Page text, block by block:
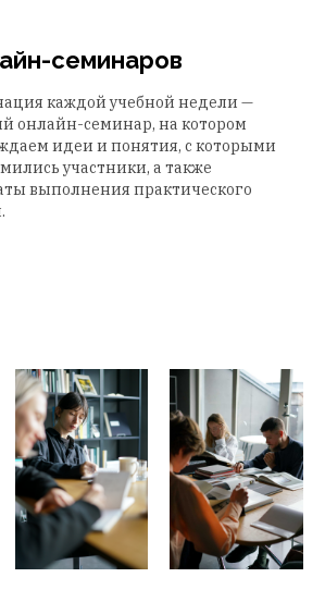
семинаров
каждой учебной недели —
онлайн-семинар, на котором
идеи и понятия, с которыми
участники, а также
выполнения практического